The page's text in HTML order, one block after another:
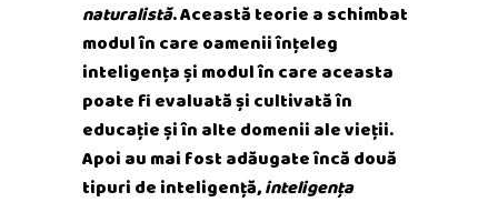
naturalistă. Această teorie a schimbat
modul în care oamenii înțeleg
inteligența și modul în care aceasta
poate fi evaluată și cultivată în
educație și în alte domenii ale vieții.
Apoi au mai fost adăugate încă două
tipuri de inteligență,inteligența